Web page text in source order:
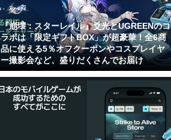
『崩壊：スターレイル』爻光とUGREENのコ
ラボは「限定ギフトBOX」が超豪華！全6商
品に使える5％オフクーポンやコスプレイヤ
ー撮影会など、盛りだくさんでお届け